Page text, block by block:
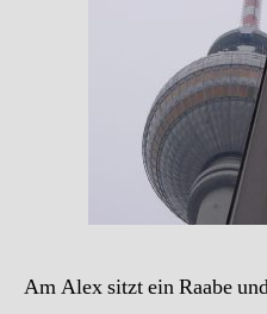
Am Alex sitzt ein Raabe